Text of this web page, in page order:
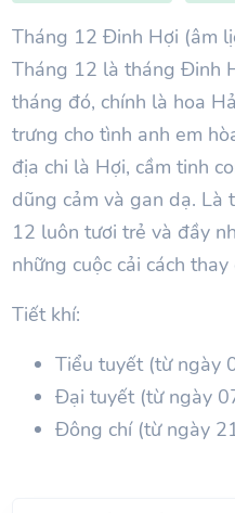
Tháng 12 Đinh Hợi (âm
Tháng 12 là tháng Đinh
tháng đó, chính là hoa
trưng cho tình anh em
địa chi là Hợi, cầm tinh
dũng cảm và gan dạ. Là
12 luôn tươi trẻ và đầy
những cuộc cải cách
Tiết khí:
Tiểu tuyết (từ ngày
Đại tuyết (từ ngày
Đông chí (từ ngày